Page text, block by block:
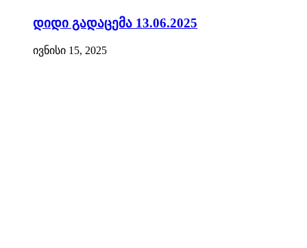
დიდი გადაცემა 13.06.2025
ივნისი 15, 2025